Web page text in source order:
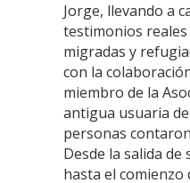
Jorge, llevando a
testimonios
migradas y
con la
miembro de la
antigua usuaria de
personas
Desde la salida
hasta el comienzo